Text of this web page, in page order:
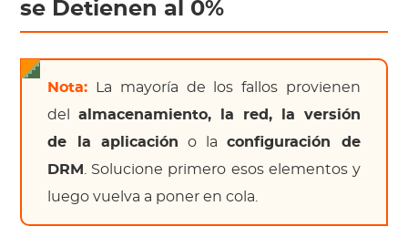
se Detienen al 0%
Nota: La mayoría de los fallos provienen
delalmacenamiento, la red, la versión
de la aplicación o laconfiguración de
DRM . Solucione primero esos elementos y
luego vuelva a poner en cola.